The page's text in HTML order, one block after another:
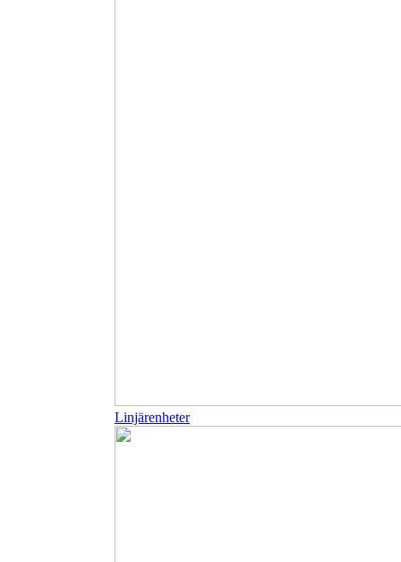
Linjärenheter